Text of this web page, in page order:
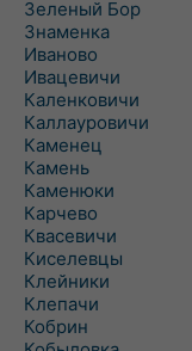
Зеленый Бор
Знаменка
Иваново
Ивацевичи
Каленковичи
Каллауровичи
Каменец
Камень
Каменюки
Карчево
Квасевичи
Киселевцы
Клейники
Клепачи
Кобрин